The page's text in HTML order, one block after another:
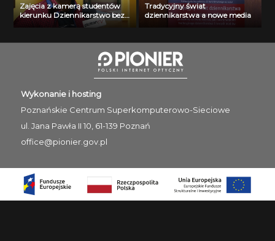
Zajęcia z kamerą studentów
kierunku Dziennikarstwo bez
logo
Tradycyjny świat
dziennikarstwa a nowe media
Wykonanie i hosting
Poznańskie Centrum Superkomputerowo-Sieciowe
ul. Jana Pawła II 10, 61-139 Poznań
office@pionier.gov.pl